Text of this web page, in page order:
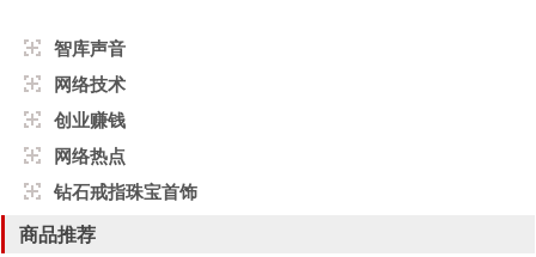
智库声音
网络技术
创业赚钱
网络热点
钻石戒指珠宝首饰
商品推荐